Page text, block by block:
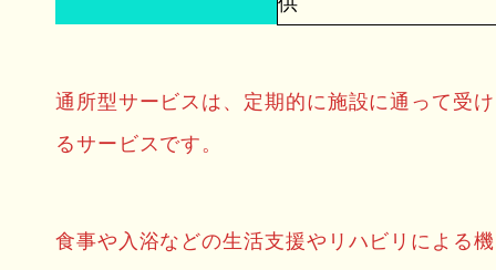
通所型サービスは、定期的に施設に通って受け
るサービスです。
食事や入浴などの生活支援やリハビリによる機